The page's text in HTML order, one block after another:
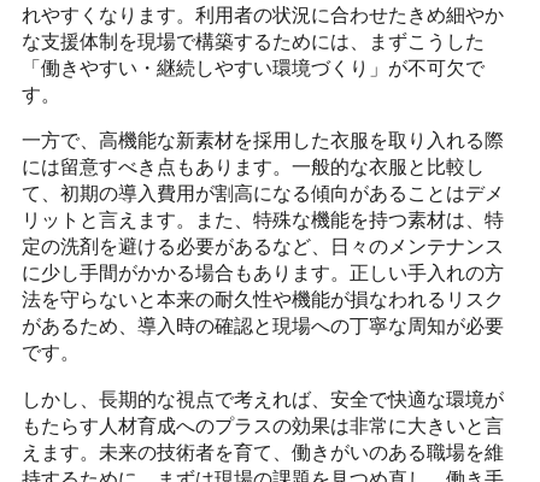
れやすくなります。利用者の状況に合わせたきめ細やか
な支援体制を現場で構築するためには、まずこうした
「働きやすい・継続しやすい環境づくり」が不可欠で
す。
一方で、高機能な新素材を採用した衣服を取り入れる際
には留意すべき点もあります。一般的な衣服と比較し
て、初期の導入費用が割高になる傾向があることはデメ
リットと言えます。また、特殊な機能を持つ素材は、特
定の洗剤を避ける必要があるなど、日々のメンテナンス
に少し手間がかかる場合もあります。正しい手入れの方
法を守らないと本来の耐久性や機能が損なわれるリスク
があるため、導入時の確認と現場への丁寧な周知が必要
です。
しかし、長期的な視点で考えれば、安全で快適な環境が
もたらす人材育成へのプラスの効果は非常に大きいと言
えます。未来の技術者を育て、働きがいのある職場を維